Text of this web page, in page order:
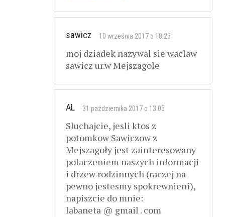
sawicz 10 września 2017 o 18:23
moj dziadek nazywal sie waclaw
sawicz ur.w Mejszagole
AL 31 października 2017 o 13:05
Sluchajcie, jesli ktos z
potomkow Sawiczow z
Mejszagoły jest zainteresowany
polaczeniem naszych informacji
i drzew rodzinnych (raczej na
pewno jestesmy spokrewnieni),
napiszcie do mnie:
labaneta @ gmail . com